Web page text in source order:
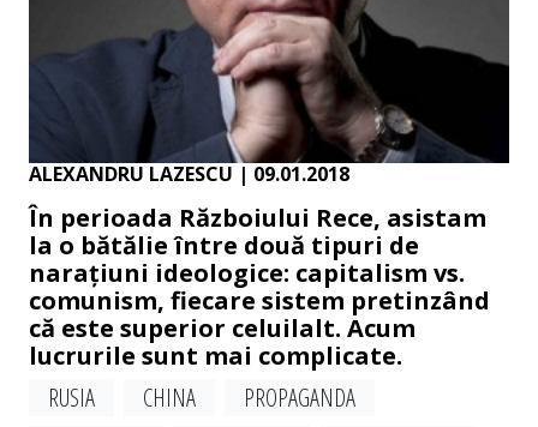
ALEXANDRU LAZESCU | 09.01.2018
În perioada Războiului Rece, asistam
la o bătălie între două tipuri de
narațiuni ideologice: capitalism vs.
comunism, fiecare sistem pretinzând
că este superior celuilalt. Acum
lucrurile sunt mai complicate.
RUSIA
CHINA
PROPAGANDA